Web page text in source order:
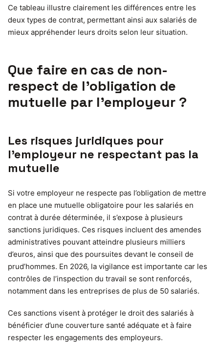
Ce tableau illustre clairement les différences entre les
deux types de contrat, permettant ainsi aux salariés de
mieux appréhender leurs droits selon leur situation.
Que faire en cas de non-
respect de l’obligation de
mutuelle par l’employeur ?
Les risques juridiques pour
l’employeur ne respectant pas la
mutuelle
Si votre employeur ne respecte pas l’obligation de mettre
en place une mutuelle obligatoire pour les salariés en
contrat à durée déterminée, il s’expose à plusieurs
sanctions juridiques. Ces risques incluent des amendes
administratives pouvant atteindre plusieurs milliers
d’euros, ainsi que des poursuites devant le conseil de
prud’hommes. En 2026, la vigilance est importante car les
contrôles de l’inspection du travail se sont renforcés,
notamment dans les entreprises de plus de 50 salariés.
Ces sanctions visent à protéger le droit des salariés à
bénéficier d’une couverture santé adéquate et à faire
respecter les engagements des employeurs.